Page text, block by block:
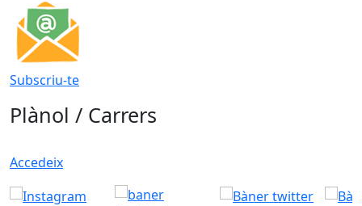
Subscriu-te
Plànol / Carrers
Accedeix